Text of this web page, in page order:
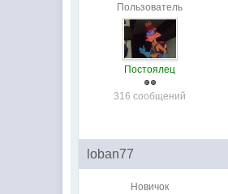
Пользователь
Постоялец
316 сообщений
loban77
Новичок